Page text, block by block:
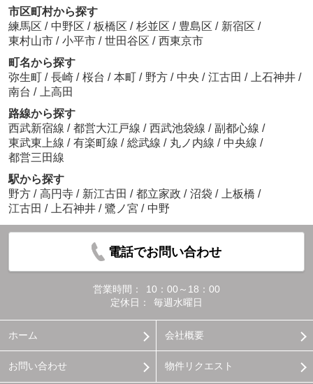
市区町村から探す
練馬区 / 中野区 / 板橋区 / 杉並区 / 豊島区 / 新宿区 /
東村山市 / 小平市 / 世田谷区 / 西東京市
町名から探す
弥生町 / 長崎 / 桜台 / 本町 / 野方 / 中央 / 江古田 / 上石神井 /
南台 /
上高田
路線から探す
西武新宿線 / 都営大江戸線 / 西武池袋線 / 副都心線 /
東武東上線 / 有楽町線 / 総武線 / 丸ノ内線 / 中央線 /
都営三田線
駅から探す
野方 / 高円寺 / 新江古田 / 都立家政 / 沼袋 / 上板橋 /
江古田 / 上石神井 / 鷺ノ宮 / 中野
電話でお問い合わせ
営業時間：
10：00～18：00
定休日：
毎週水曜日
ホーム 会社概要
お問い合わせ 物件リクエスト